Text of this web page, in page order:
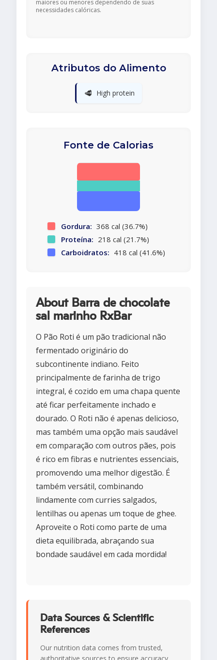
maiores ou menores dependendo de suas
necessidades calóricas.
Atributos do Alimento
🥩 High protein
Fonte de Calorias
Gordura: 368 cal (36.7%)
Proteína: 218 cal (21.7%)
Carboidratos: 418 cal (41.6%)
About Barra de chocolate
sal marinho RxBar
O Pão Roti é um pão tradicional não
fermentado originário do
subcontinente indiano. Feito
principalmente de farinha de trigo
integral, é cozido em uma chapa quente
até ficar perfeitamente inchado e
dourado. O Roti não é apenas delicioso,
mas também uma opção mais saudável
em comparação com outros pães, pois
é rico em fibras e nutrientes essenciais,
promovendo uma melhor digestão. É
também versátil, combinando
lindamente com curries salgados,
lentilhas ou apenas um toque de ghee.
Aproveite o Roti como parte de uma
dieta equilibrada, abraçando sua
bondade saudável em cada mordida!
Data Sources & Scientific
References
Our nutrition data comes from trusted,